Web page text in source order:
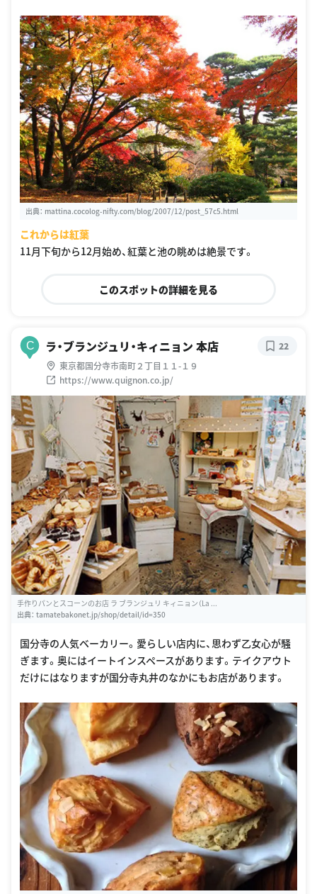
出典： mattina.cocolog-nifty.com/blog/2007/12/post_57c5.html
これからは紅葉
11月下旬から12月始め、紅葉と池の眺めは絶景です。
このスポットの詳細を見る
C ラ・ブランジュリ・キィニョン 本店
東京都国分寺市南町２丁目１１-１９
https://www.quignon.co.jp/
22
手作りパンとスコーンのお店 ラ ブランジュリ キィニョン（La ...
出典： tamatebakonet.jp/shop/detail/id=350
国分寺の人気ベーカリー。愛らしい店内に、思わず乙女心が騒
ぎます。奥にはイートインスペースがあります。テイクアウト
だけにはなりますが国分寺丸井のなかにもお店があります。